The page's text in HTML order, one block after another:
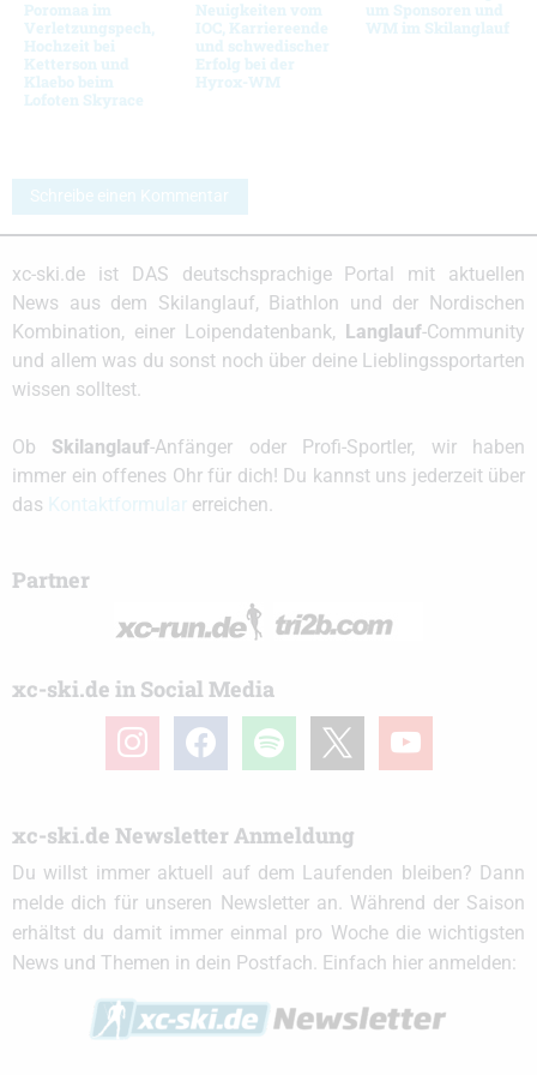
Poromaa im
Verletzungspech,
Hochzeit bei
Ketterson und
Klaebo beim
Lofoten Skyrace
Neuigkeiten vom
IOC, Karriereende
und schwedischer
Erfolg bei der
Hyrox-WM
um Sponsoren und
WM im Skilanglauf
Schreibe einen Kommentar
xc-ski.de ist DAS deutschsprachige Portal mit aktuellen
News aus dem Skilanglauf, Biathlon und der Nordischen
Kombination, einer Loipendatenbank, Langlauf-Community
und allem was du sonst noch über deine Lieblingssportarten
wissen solltest.
Ob Skilanglauf-Anfänger oder Profi-Sportler, wir haben
immer ein offenes Ohr für dich! Du kannst uns jederzeit über
das
erreichen.
Partner
xc-ski.de in Social Media
instagramfacebook spotify youtube
xc-ski.de Newsletter Anmeldung
Du willst immer aktuell auf dem Laufenden bleiben? Dann
melde dich für unseren Newsletter an. Während der Saison
erhältst du damit immer einmal pro Woche die wichtigsten
News und Themen in dein Postfach. Einfach hier anmelden: